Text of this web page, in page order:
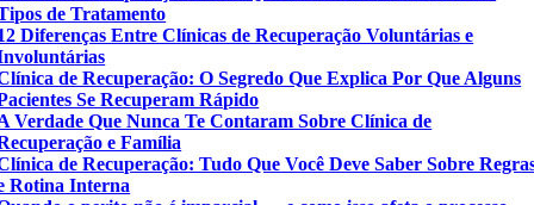
de Tratamento
Diferenças Entre Clínicas de Recuperação Voluntárias e
de Recuperação: O Segredo Que Explica Por Que Alguns
Se Recuperam Rápido
Verdade Que Nunca Te Contaram Sobre Clínica de
e Família
de Recuperação: Tudo Que Você Deve Saber Sobre
Rotina Interna